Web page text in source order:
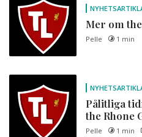
Mer om
Pelle 1 min
Pålitliga
the Rhone
Pelle 1 min